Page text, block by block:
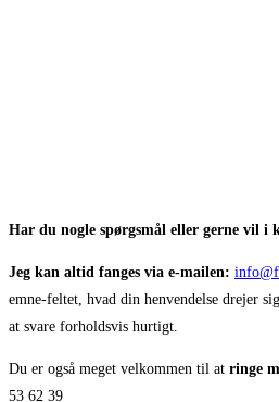
Har du nogle spørgsmål eller gerne vil
Jeg kan altid fanges via e-mailen:
emne-feltet, hvad din henvendelse drejer
at svare forholdsvis hurtigt.
Du er også meget velkommen til at ringe
53 62 39